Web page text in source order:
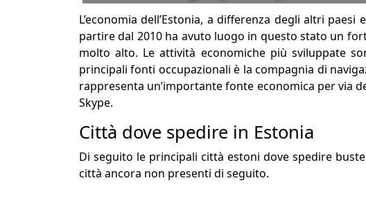
L’economia dell’Estonia, a differenza degli altri
partire dal 2010 ha avuto luogo in questo stato un
molto alto. Le attività economiche più sviluppate
principali fonti occupazionali è la compagnia di
rappresenta un’importante fonte economica per via
Skype.
Città dove spedire in Estonia
Di seguito le principali città estoni dove spedire
città ancora non presenti di seguito.